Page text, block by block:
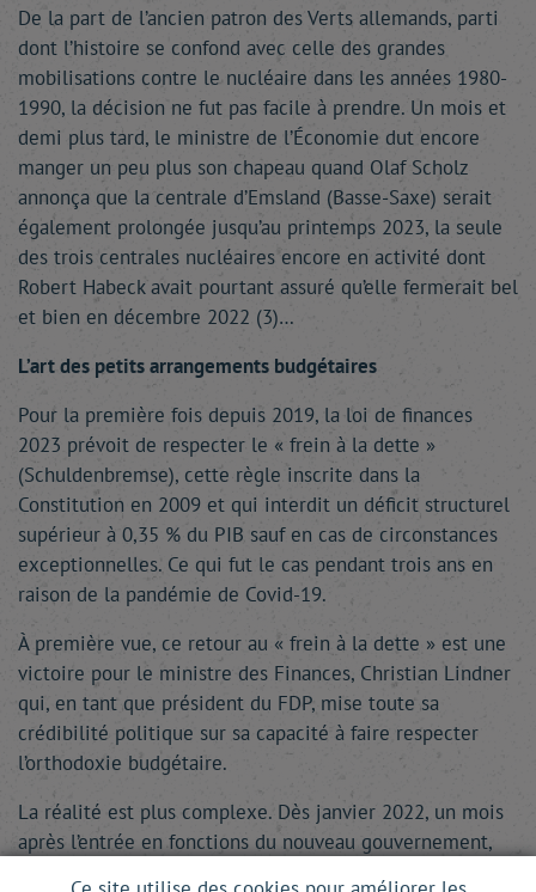
De la part de l’ancien patron des Verts allemands, parti
dont l’histoire se confond avec celle des grandes
mobilisations contre le nucléaire dans les années 1980-
1990, la décision ne fut pas facile à prendre. Un mois et
demi plus tard, le ministre de l’Économie dut encore
manger un peu plus son chapeau quand Olaf Scholz
annonça que la centrale d’Emsland (Basse-Saxe) serait
également prolongée jusqu’au printemps 2023, la seule
des trois centrales nucléaires encore en activité dont
Robert Habeck avait pourtant assuré qu’elle fermerait bel
et bien en décembre 2022 (3)…
L’art des petits arrangements budgétaires
Pour la première fois depuis 2019, la loi de finances
2023 prévoit de respecter le « frein à la dette »
(Schuldenbremse), cette règle inscrite dans la
Constitution en 2009 et qui interdit un déficit structurel
supérieur à 0,35 % du PIB sauf en cas de circonstances
exceptionnelles. Ce qui fut le cas pendant trois ans en
raison de la pandémie de Covid-19.
À première vue, ce retour au « frein à la dette » est une
victoire pour le ministre des Finances, Christian Lindner
qui, en tant que président du FDP, mise toute sa
crédibilité politique sur sa capacité à faire respecter
l’orthodoxie budgétaire.
La réalité est plus complexe. Dès janvier 2022, un mois
après l’entrée en fonctions du nouveau gouvernement,